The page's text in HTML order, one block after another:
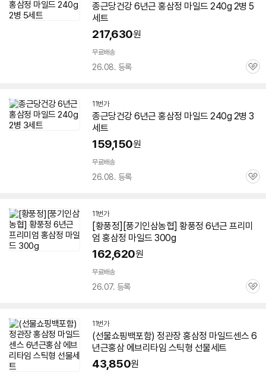
종근당건강6년근 홍삼정 마일드 240g 2병 5
세트
217,630원
무료배송
26.08. 등록
관
11번가
종근당건강6년근 홍삼정 마일드 240g 2병 3
세트
159,150원
무료배송
26.08. 등록
관
11번가
[황풍정][풍기인삼농협] 황풍정 6년근 프리미
엄 홍삼정 마일드 300g
162,620원
무료배송
26.07. 등록
관
11번가
(선물쇼핑백포함) 정관장홍삼정 마일드센스 6
년근홍삼 에브리타임 스틱형 선물세트
43,850원